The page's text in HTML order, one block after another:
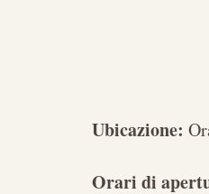
Ubicazione:
Orari di